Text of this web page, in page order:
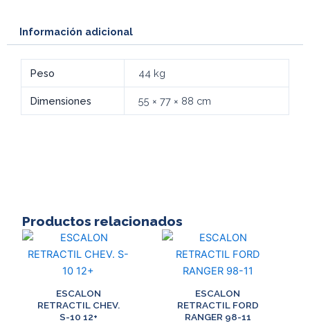
UPS
cantidad
Información adicional
Peso 44 kg
Dimensiones 55 × 77 × 88 cm
Productos relacionados
ESCALON
RETRACTIL CHEV.
S-10 12+
ESCALON
RETRACTIL FORD
RANGER 98-11